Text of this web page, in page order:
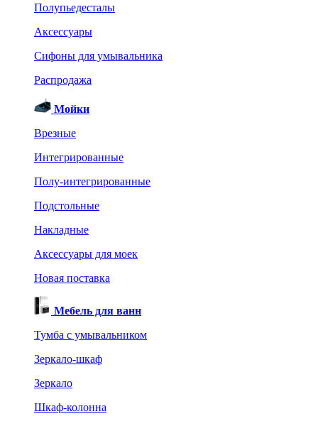
Полупьедесталы
Аксессуары
Сифоны для умывальника
Распродажа
Мойки
Врезные
Интегрированные
Полу-интегрированные
Подстольные
Накладные
Аксессуары для моек
Новая поставка
Мебель для ванн
Тумба с умывальником
Зеркало-шкаф
Зеркало
Шкаф-колонна